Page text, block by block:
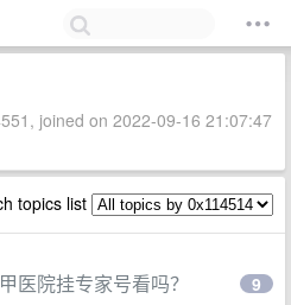
joined on 2022-09-16 21:07:47
topics list
医院挂专家号看吗？ 9